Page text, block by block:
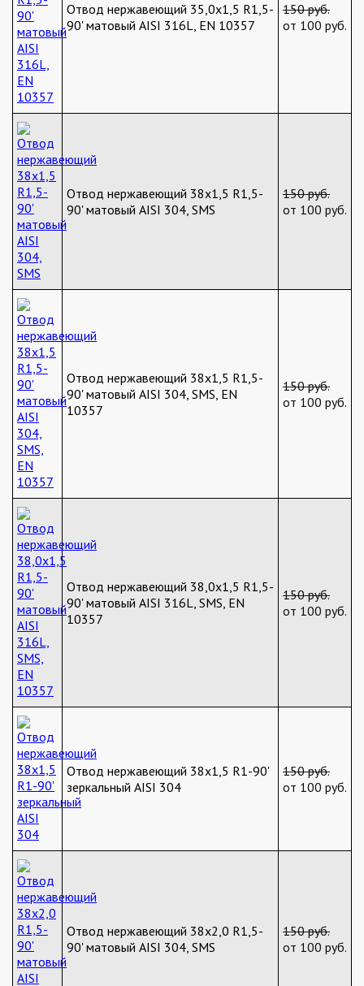
Отвод нержавеющий 35,0х1,5 R1,5-
90' матовый AISI 316L, EN 10357
150 руб.
от 100 руб.
Отвод нержавеющий 38х1,5 R1,5-
90' матовый AISI 304, SMS
150 руб.
от 100 руб.
Отвод нержавеющий 38х1,5 R1,5-
90' матовый AISI 304, SMS, EN
10357
150 руб.
от 100 руб.
Отвод нержавеющий 38,0х1,5 R1,5-
90' матовый AISI 316L, SMS, EN
10357
150 руб.
от 100 руб.
Отвод нержавеющий 38х1,5 R1-90'
зеркальный AISI 304
150 руб.
от 100 руб.
Отвод нержавеющий 38х2,0 R1,5-
90' матовый AISI 304, SMS
150 руб.
от 100 руб.